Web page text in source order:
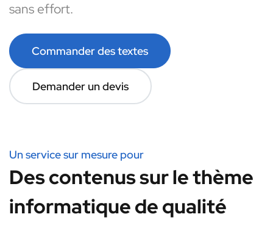
sans effort.
Commander des textes
Demander un devis
Un service sur mesure pour
Des contenus sur le thème
informatique de qualité